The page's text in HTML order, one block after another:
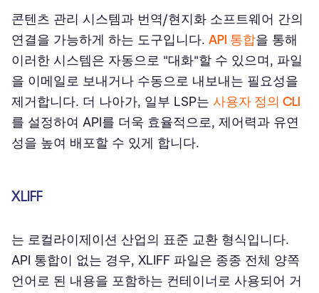
콘텐츠 관리 시스템과 번역/현지화 소프트웨어 간의
연결을 가능하게 하는 도구입니다. API 통합을 통해
이러한 시스템은 자동으로 "대화"할 수 있으며, 파일
을 이메일로 보내거나 수동으로 내보내는 필요성을
제거합니다. 더 나아가, 일부 LSP는 사용자 정의 CLI
를 설정하여 API를 더욱 효율적으로, 제어력과 유연
성을 높여 배포할 수 있게 합니다.
XLIFF
는 로컬라이제이션 산업의 표준 교환 형식입니다.
API 통합이 없는 경우, XLIFF 파일은 종종 전체 양쪽
언어로 된 내용을 포함하는 컨테이너로 사용되어 거